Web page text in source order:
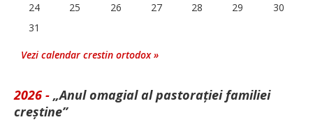
24
25 26 27 28 29
30
31
Vezi calendar crestin ortodox »
2026 - „Anul omagial al pastorației familiei
creștine”